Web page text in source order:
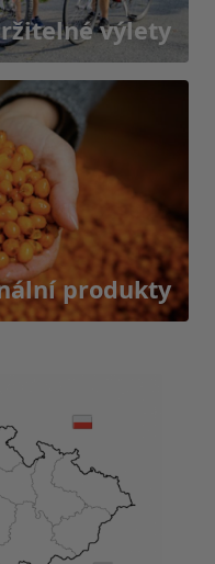
výlety
produkty